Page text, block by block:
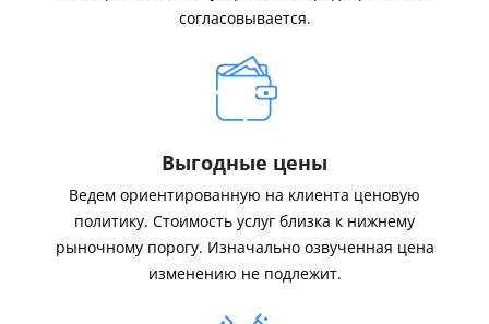
согласовывается.
Выгодные цены
Ведем ориентированную на клиента ценовую
политику. Стоимость услуг близка к нижнему
рыночному порогу. Изначально озвученная цена
изменению не подлежит.